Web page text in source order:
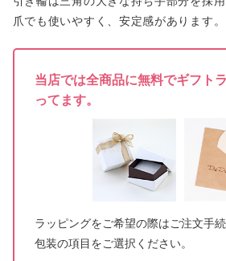
爪でも使いやすく、安定感があります。
当店では全商品に無料でギフト
ってます。
ラッピングをご希望の際はご注文手
包装の項目をご選択ください。